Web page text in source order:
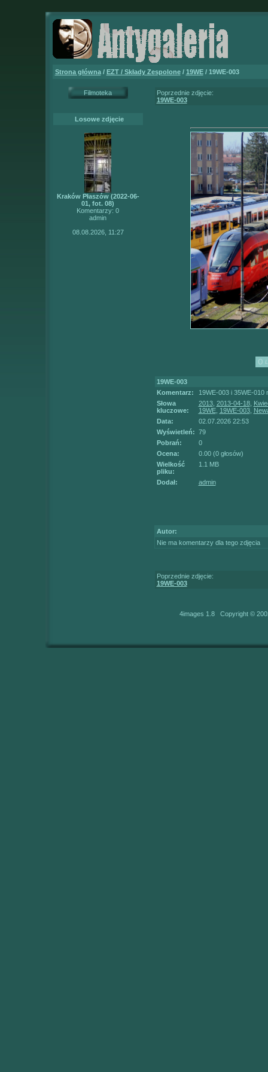
Strona główna/ EZT / Składy Zespolone/ 19WE/ 19WE-003
Filmoteka
Losowe zdjęcie
Kraków Płaszów (2022-06-
01, fot. 08)
Komentarzy: 0
admin
08.08.2026, 11:27
Poprzednie zdjęcie:
19WE-003
19WE-003
Komentarz:
19WE-003 i 35WE-
Słowa
kluczowe:
2013, 2013-04-18,
19WE, 19WE-003,
Data:
02.07.2026 22:53
Wyświetleń: 79
Pobrań:
0
Ocena:
0.00 (0 głosów)
Wielkość
pliku:
1.1 MB
Dodał: admin
Autor:
Nie ma komentarzy dla tego zdjęcia
Poprzednie zdjęcie:
19WE-003
4images 1.8 Copyright ©